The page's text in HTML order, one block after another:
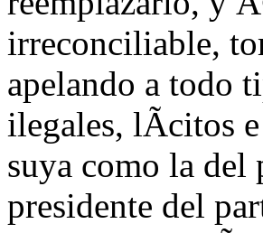
irreconciliable,
apelando a todo
ilegales, lÃ­citos
suya como la del
presidente del